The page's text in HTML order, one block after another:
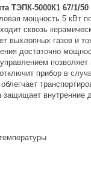
ТЭПК-5000К1 67/1/50
мощность 5 кВт
сквозь
выхлопных газов и
достаточно
прибор в
внутренние